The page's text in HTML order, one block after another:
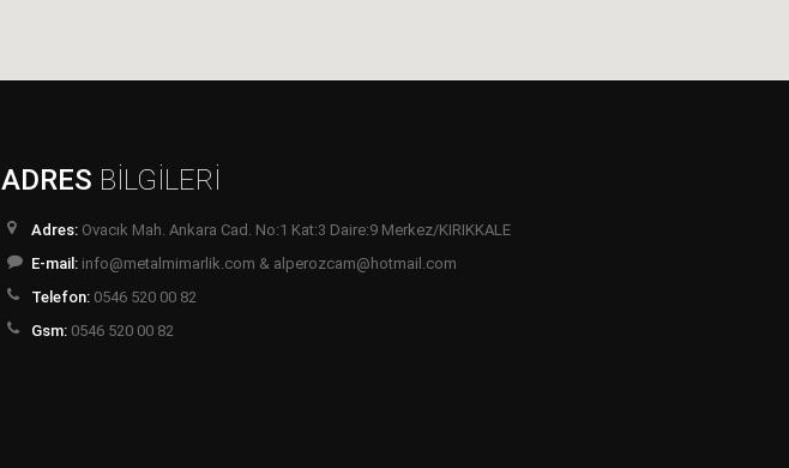
ADRES BİLGİLERİ
Adres: Ovacık Mah. Ankara Cad. No:1 Kat:3 Daire:9 Merkez/KIRIKKALE
E-mail: info@metalmimarlik.com & alperozcam@hotmail.com
Telefon: 0546 520 00 82
Gsm: 0546 520 00 82